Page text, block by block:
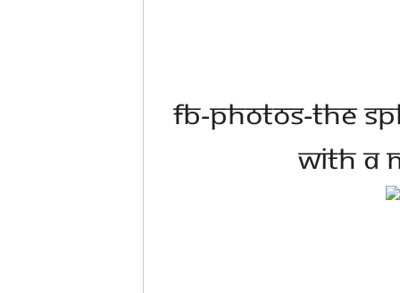
FB-Photos-The
with a